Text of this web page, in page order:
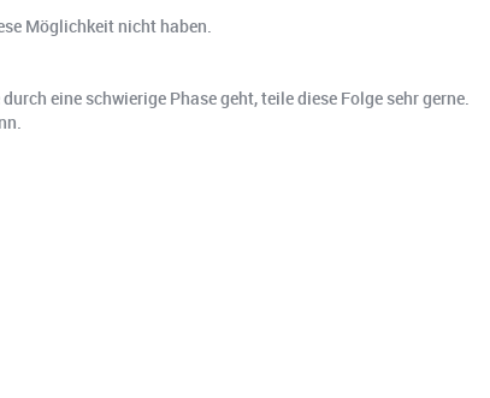
Möglichkeit nicht haben.
eine schwierige Phase geht, teile diese Folge sehr gerne.